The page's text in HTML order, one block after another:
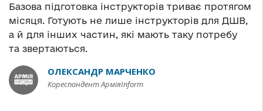
Базова підготовка інструкторів триває протягом
місяця. Готують не лише інструкторів для ДШВ,
а й для інших частин, які мають таку потребу
та звертаються.
ОЛЕКСАНДР МАРЧЕНКО
Кореспондент АрміяInform